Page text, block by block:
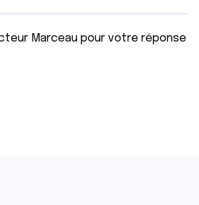
Marceau pour votre réponse